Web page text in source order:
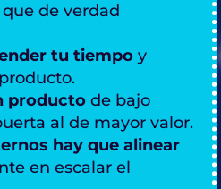
que de verdad
tu tiempo y
producto de bajo
al de mayor valor.
hay que alinear
en escalar el